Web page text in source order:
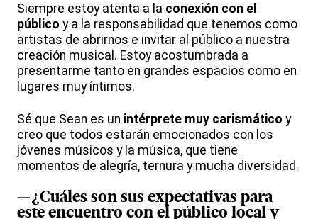
Siempre estoy atenta a la conexión con el
público y a la responsabilidad que tenemos como
artistas de abrirnos e invitar al público a nuestra
creación musical. Estoy acostumbrada a
presentarme tanto en grandes espacios como en
lugares muy íntimos.
Sé que Sean es un intérprete muy carismático y
creo que todos estarán emocionados con los
jóvenes músicos y la música, que tiene
momentos de alegría, ternura y mucha diversidad.
—¿Cuáles son sus expectativas para
este encuentro con el público local y